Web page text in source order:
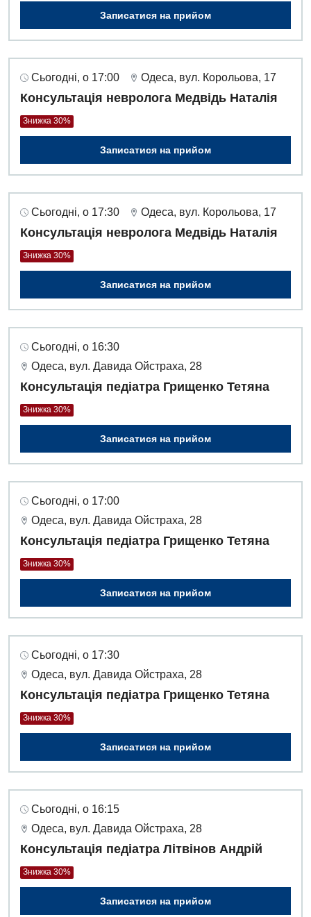
Вакансії
Безкоштовні операції
Енциклопедія
Програма лояльності
Відгуки
Ендоскопічне відділення
Комп’ютерна томографія
Магнітно-резонансна томографія
Рентгенографія
УЗД
Для дорослих
Акушерство і гінекологія
Відділення кардіосудинної патології та неврології
Відділення невідкладних станів
Відділення інтенсивної терапії
Діагностичне відділення
Ендоскопічне відділення
Онкологічне відділлення
Офтальмологічне відділення
Педіатричне відділення
Декларування
Національний скринінг здоров’я 40+
Українська
Записатися на прийом
Сьогодні, о 17:00 Одеса, вул. Корольова, 17
Консультація невролога Медвідь Наталія
Знижка 30%
Записатися на прийом
Сьогодні, о 17:30 Одеса, вул. Корольова, 17
Консультація невролога Медвідь Наталія
Знижка 30%
Записатися на прийом
Сьогодні, о 16:30
Одеса, вул. Давида Ойстраха, 28
Консультація педіатра Грищенко Тетяна
Знижка 30%
Записатися на прийом
Сьогодні, о 17:00
Одеса, вул. Давида Ойстраха, 28
Консультація педіатра Грищенко Тетяна
Знижка 30%
Записатися на прийом
Сьогодні, о 17:30
Одеса, вул. Давида Ойстраха, 28
Консультація педіатра Грищенко Тетяна
Знижка 30%
Записатися на прийом
Сьогодні, о 16:15
Одеса, вул. Давида Ойстраха, 28
Консультація педіатра Літвінов Андрій
Знижка 30%
Записатися на прийом